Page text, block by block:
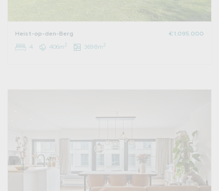
Heist-op-den-Berg
€ 1.095.000
4
406m2 3698m2